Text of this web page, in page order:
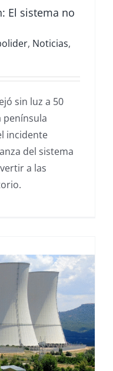
El sistema no
, Noticias,
sin luz a 50
península
incidente
del sistema
a las